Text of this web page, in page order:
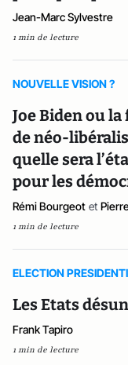
Jean-Marc Sylvestre
1 min de lecture
NOUVELLE VISION ?
Joe Biden ou
de néo-
quelle sera
pour les
Rémi Bourgeot et
1 min de lecture
ELECTION
Les Etats
Frank Tapiro
1 min de lecture